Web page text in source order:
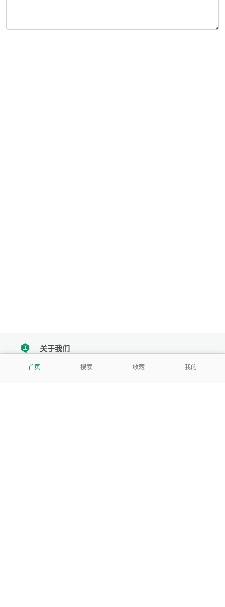
首页 搜索 收藏 我的
tencent关于我们
我们努力把每一个工具做成批量处理的产品